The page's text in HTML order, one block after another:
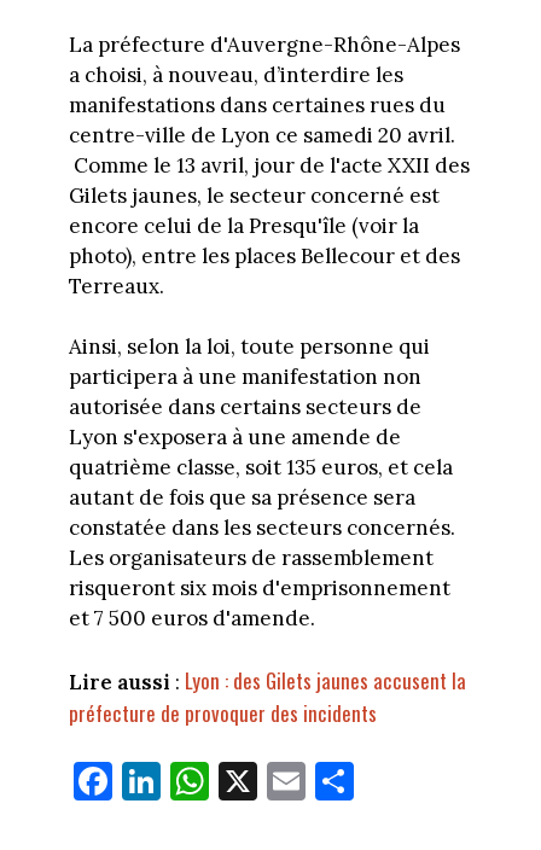
La préfecture d'Auvergne-Rhône-Alpes
a choisi, à nouveau, d’interdire les
manifestations dans certaines rues du
centre-ville de Lyon ce samedi 20 avril.
Comme le 13 avril, jour de l'acte XXII des
Gilets jaunes, le secteur concerné est
encore celui de la Presqu'île (voir la
photo), entre les places Bellecour et des
Terreaux.
Ainsi, selon la loi, toute personne qui
participera à une manifestation non
autorisée dans certains secteurs de
Lyon s'exposera à une amende de
quatrième classe, soit 135 euros, et cela
autant de fois que sa présence sera
constatée dans les secteurs concernés.
Les organisateurs de rassemblement
risqueront six mois d'emprisonnement
et 7 500 euros d'amende.
Lire aussi : Lyon : des Gilets jaunes accusent la
préfecture de provoquer des incidents
Fa
ce
Li
nk
W
ha
X E
m
Pa